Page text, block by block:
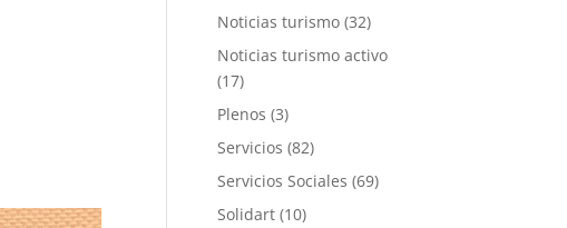
Noticias turismo (32)
Noticias turismo activo
(17)
Plenos (3)
Servicios (82)
Servicios Sociales (69)
Solidart (10)